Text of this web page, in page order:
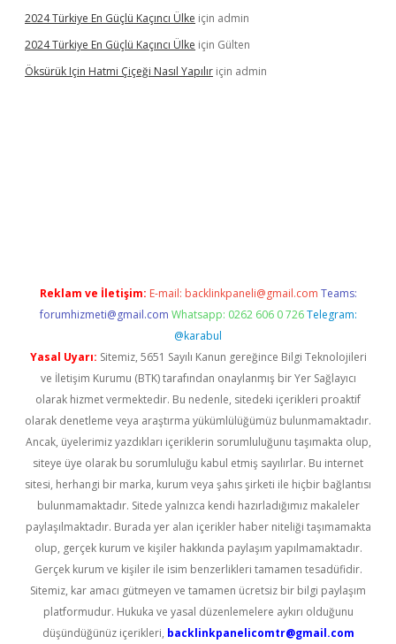
2024 Türkiye En Güçlü Kaçıncı Ülke için admin
2024 Türkiye En Güçlü Kaçıncı Ülke için Gülten
Öksürük Için Hatmi Çiçeği Nasıl Yapılır için admin
Reklam ve İletişim: E-mail: backlinkpaneli@gmail.com Teams:
forumhizmeti@gmail.com Whatsapp: 0262 606 0 726 Telegram:
@karabul
Yasal Uyarı: Sitemiz, 5651 Sayılı Kanun gereğince Bilgi Teknolojileri
ve İletişim Kurumu (BTK) tarafından onaylanmış bir Yer Sağlayıcı
olarak hizmet vermektedir. Bu nedenle, sitedeki içerikleri proaktif
olarak denetleme veya araştırma yükümlülüğümüz bulunmamaktadır.
Ancak, üyelerimiz yazdıkları içeriklerin sorumluluğunu taşımakta olup,
siteye üye olarak bu sorumluluğu kabul etmiş sayılırlar. Bu internet
sitesi, herhangi bir marka, kurum veya şahıs şirketi ile hiçbir bağlantısı
bulunmamaktadır. Sitede yalnızca kendi hazırladığımız makaleler
paylaşılmaktadır. Burada yer alan içerikler haber niteliği taşımamakta
olup, gerçek kurum ve kişiler hakkında paylaşım yapılmamaktadır.
Gerçek kurum ve kişiler ile isim benzerlikleri tamamen tesadüfidir.
Sitemiz, kar amacı gütmeyen ve tamamen ücretsiz bir bilgi paylaşım
platformudur. Hukuka ve yasal düzenlemelere aykırı olduğunu
düşündüğünüz içerikleri, backlinkpanelicomtr@gmail.com